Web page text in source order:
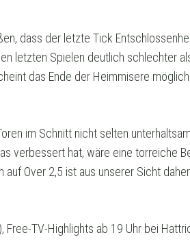
dass der letzte Tick
letzten Spielen deutlich schlechter
das Ende der Heimmisere
im Schnitt nicht selten
verbessert hat, wäre eine torreiche
Over 2,5 ist aus unserer Sicht
TV-Highlights ab 19 Uhr bei